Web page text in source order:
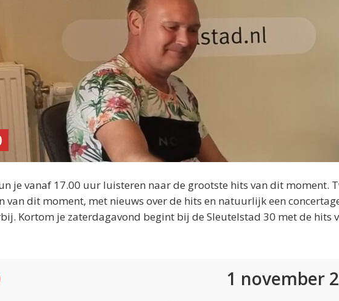
je vanaf 17.00 uur luisteren naar de grootste hits van dit moment.
van dit moment, met nieuws over de hits en natuurlijk een
Kortom je zaterdagavond begint bij de Sleutelstad 30 met de hits
1 november